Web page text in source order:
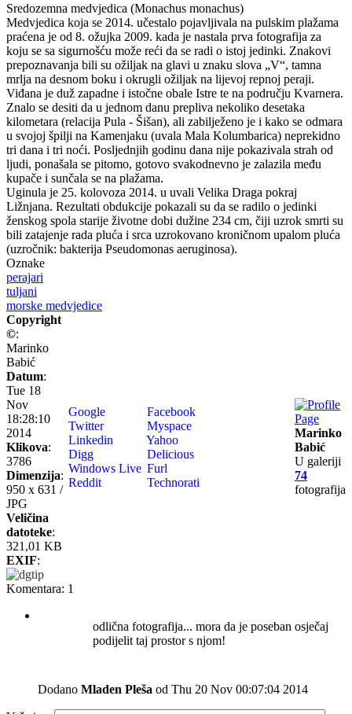
Sredozemna medvjedica (Monachus monachus)
Medvjedica koja se 2014. učestalo pojavljivala na pulskim plažama
praćena je od 8. ožujka 2009. kada je nastala prva fotografija za
koju se sa sigurnošću može reći da se radi o istoj jedinki. Znakovi
prepoznavanja bili su ožiljak na glavi u znaku slova „V“, tamna
mrlja na desnom boku i okrugli ožiljak na lijevoj repnoj peraji.
Viđana je duž zapadne i istočne obale Istre te na području Kvarnera.
Znalo se desiti da u jednom danu prepliva nekoliko desetaka
kilometara (relacija Pula - Šišan), ali zabilježeno je i kako se odmara
u svojoj špilji na Kamenjaku (uvala Mala Kolumbarica) neprekidno
tri dana i tri noći. Posljednjih godinu dana nije pokazivala strah od
ljudi, ponašala se pitomo, gotovo svakodnevno je zalazila među
kupače i sunčala se na plažama.
Uginula je 25. kolovoza 2014. u uvali Velika Draga pokraj
Ližnjana. Rezultati obdukcije pokazali su da se radilo o jedinki
ženskog spola starije životne dobi dužine 234 cm, čiji uzrok smrti su
bili zatajenje rada pluća i srca uzrokovano kroničnom upalom pluća
(uzročnik: bakterija Pseudomonas aeruginosa).
Oznake
perajari
tuljani
morske medvjedice
Copyright
©:
Marinko
Babić
Datum:
Tue 18
Nov
18:28:10
2014
Klikova:
3786
Dimenzija:
950 x 631 /
JPG
Veličina
datoteke:
321,01 KB
EXIF:
Google
Facebook
Twitter
Myspace
Linkedin
Yahoo
Digg
Delicious
Windows Live Furl
Reddit
Technorati
Marinko
Babić
U galeriji
74
fotografija
Komentara: 1
odlična fotografija... mora da je poseban osječaj
podijelit taj prostor s njom!
Dodano Mladen Pleša od Thu 20 Nov 00:07:04 2014